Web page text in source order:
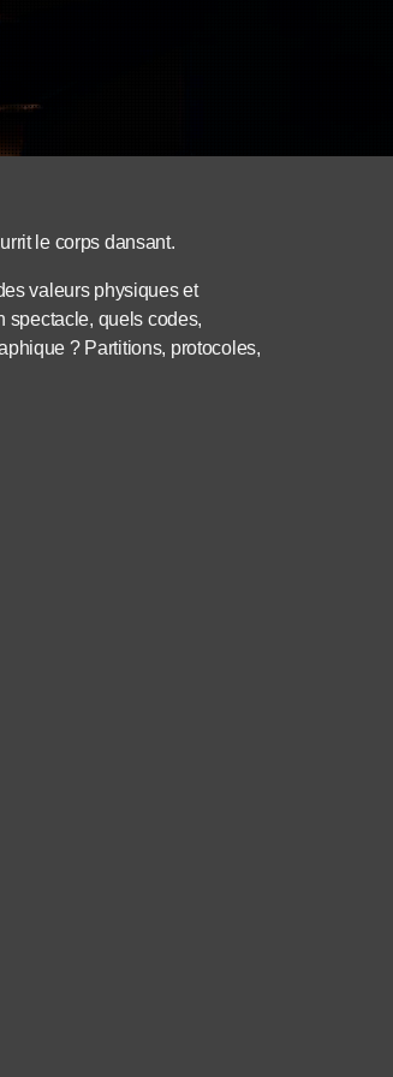
le corps dansant.
valeurs physiques et
spectacle, quels codes,
? Partitions, protocoles,